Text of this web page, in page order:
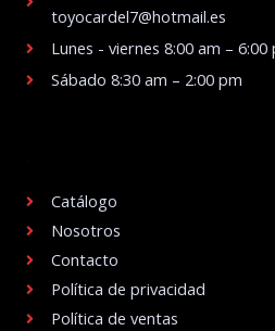
toyocardel7@hotmail.es
Lunes - viernes 8:00 am – 6:00
Sábado 8:30 am – 2:00 pm
Catálogo
Nosotros
Contacto
Política de privacidad
Política de ventas